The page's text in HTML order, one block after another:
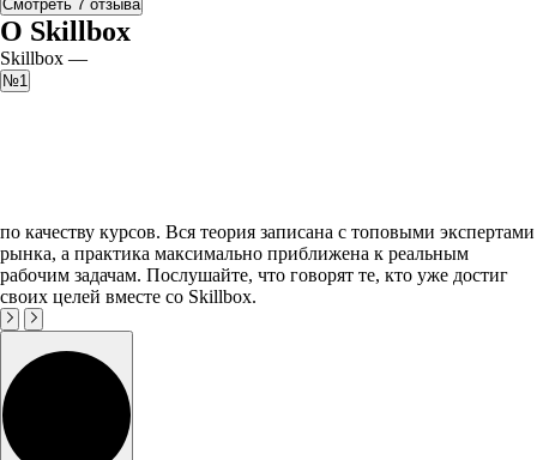
Смотреть 7 отзыва
О Skillbox
Skillbox —
№1
по качеству курсов. Вся теория записана с топовыми экспертами
рынка, а практика максимально приближена к реальным
рабочим задачам. Послушайте, что говорят те, кто уже достиг
своих целей вместе со Skillbox.